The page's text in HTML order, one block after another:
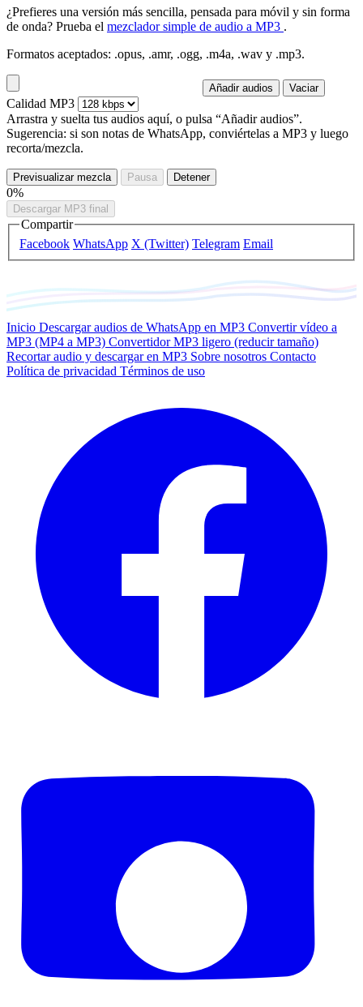
¿Prefieres una versión más sencilla, pensada para móvil y sin forma
de onda? Prueba el mezclador simple de audio a MP3 .
Formatos aceptados: .opus, .amr, .ogg, .m4a, .wav y .mp3.
Añadir audios Vaciar
Calidad MP3
Arrastra y suelta tus audios aquí, o pulsa “Añadir audios”.
Sugerencia: si son notas de WhatsApp, conviértelas a MP3 y luego
recorta/mezcla.
Previsualizar mezcla Pausa Detener
0%
Descargar MP3 final
Compartir
Facebook WhatsApp X (Twitter) Telegram Email
Inicio Descargar audios de WhatsApp en MP3 Convertir vídeo a
MP3 (MP4 a MP3) Convertidor MP3 ligero (reducir tamaño)
Recortar audio y descargar en MP3 Sobre nosotros Contacto
Política de privacidad Términos de uso